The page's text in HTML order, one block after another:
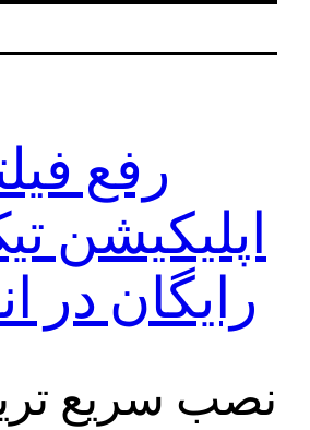
رفع
اپلیکیشن
رایگان در
نصب سریع